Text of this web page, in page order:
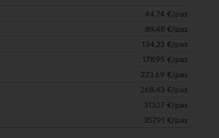
44,74 €/раз
89,48 €/раз
134,22 €/раз
178,95 €/раз
223,69 €/раз
268,43 €/раз
313,17 €/раз
357,91 €/раз